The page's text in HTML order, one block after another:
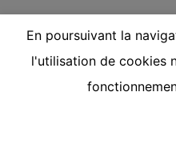
En poursuivant la
l'utilisation de cookies